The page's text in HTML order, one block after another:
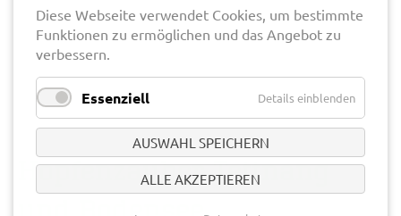
Hopfenzauber Tettnang
und Bodensee
Diese Webseite verwendet Cookies, um bestimmte
Funktionen zu ermöglichen und das Angebot zu
verbessern.
Essenziell Details einblenden
AUSWAHL SPEICHERN
ALLE AKZEPTIEREN